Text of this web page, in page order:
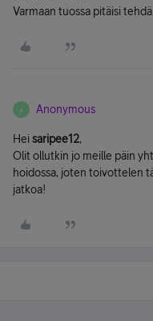
Varmaan tuossa pitäisi
A Anonymous
Heisaripee12,
Olit ollutkin jo meille päin
hoidossa, joten toivottelen
jatkoa!